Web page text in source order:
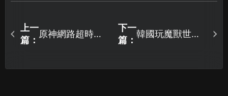
上一
篇：
原神網路超時的
下一
篇：
韓國玩魔獸世界
辦？